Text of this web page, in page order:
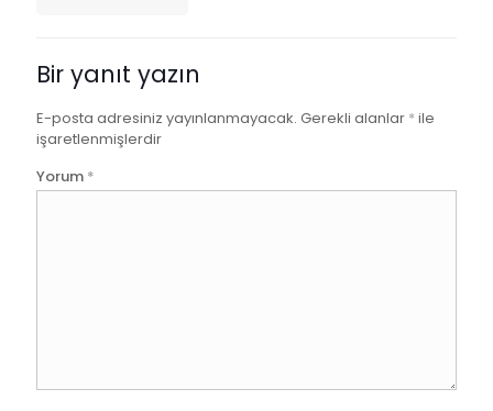
Bir yanıt yazın
E-posta adresiniz yayınlanmayacak. Gerekli alanlar *ile
işaretlenmişlerdir
Yorum *